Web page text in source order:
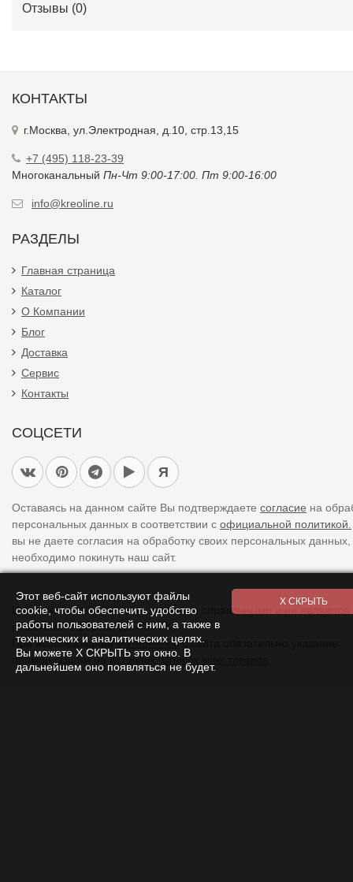
Отзывы (0)
КОНТАКТЫ
г.Москва, ул.Электродная, д.10, стр.13,15
+7 (495) 118-23-39
Многоканальный Пн-Чт 9:00-17:00. Пт 9:00-16:00
info@kreoline.ru
РАЗДЕЛЫ
Главная страница
Каталог
О Компании
Блог
Доставка
Сервис
Контакты
СОЦСЕТИ
Я
Оставаясь на данном сайте Вы подтверждаете согласие на
персональных данных в соответствии с официальной политикой.
вы не даете согласия на обработку своих персональных
необходимо покинуть наш сайт.
Цены указанные на сайте являются справочными и не являются
публичной офертой (ст. 437 ГК).
При использованииматериаловс сайта обязательно указание
прямой ссылки на источник.Список всех товаров
Этот веб-сайт используют файлы
cookie, чтобы обеспечить удобство
работы пользователей с ним, а также в
технических и аналитических целях.
Вы можете Х СКРЫТЬ это окно. В
дальнейшем оно появляться не будет.